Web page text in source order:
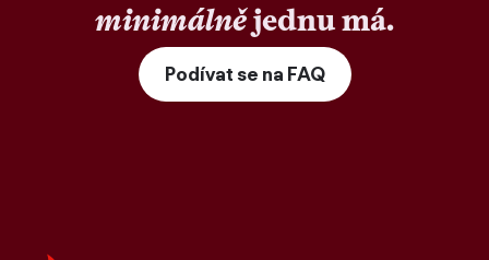
minimálnějednu má.
Podívat se na FAQ